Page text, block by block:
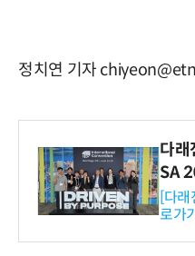
정치연 기자
다래
SA
와
-바
보
[다
로가